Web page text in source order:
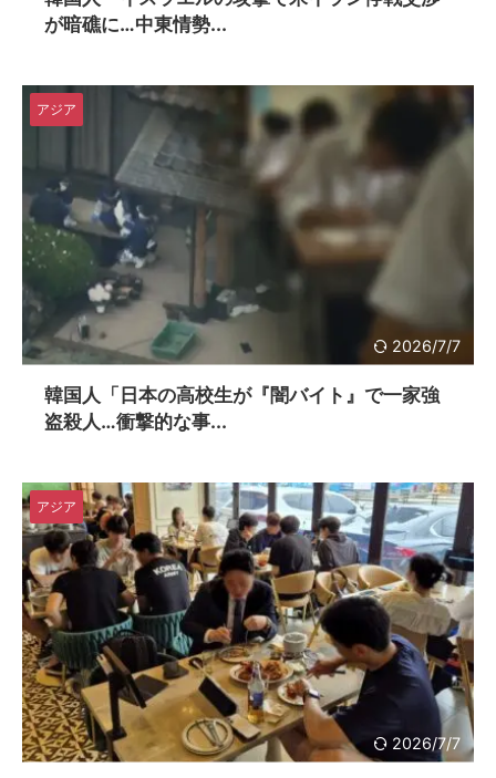
が暗礁に…中東情勢...
2026/7/7
アジア
韓国人「日本の高校生が『闇バイト』で一家強
盗殺人…衝撃的な事...
2026/7/7
アジア